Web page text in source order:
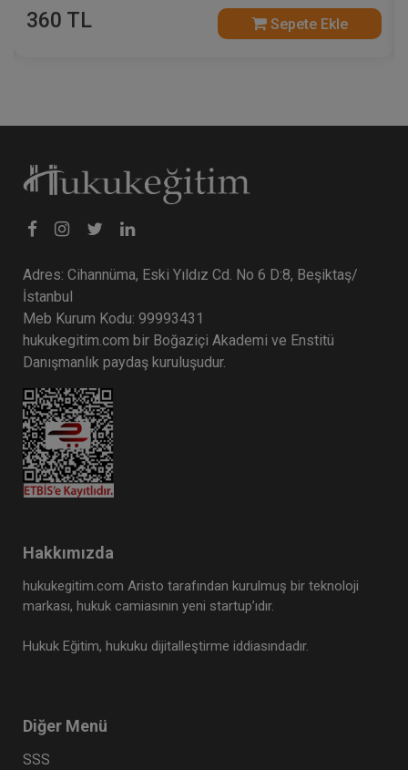
360 TL Sepete Ekle
Adres: Cihannüma, Eski Yıldız Cd. No 6 D:8, Beşiktaş/
İstanbul
Meb Kurum Kodu: 99993431
hukukegitim.com bir Boğaziçi Akademi ve Enstitü
Danışmanlık paydaş kuruluşudur.
Hakkımızda
hukukegitim.com Aristo tarafından kurulmuş bir teknoloji
markası, hukuk camiasının yeni startup’ıdır.
Hukuk Eğitim, hukuku dijitalleştirme iddiasındadır.
Diğer Menü
SSS